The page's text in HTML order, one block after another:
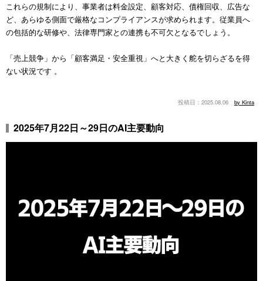
これらの規制により、事業者は料金設定、顧客対応、債権回収、広告な
ど、あらゆる側面で厳格なコンプライアンスが求められます。従業員へ
の包括的な研修や、法律専門家との連携も不可欠となるでしょう。
「売上競争」から「顧客満足・安全重視」へと大きく舵を切らざるを得
ない状況です 。
2025.08.06 by Kinta
2025年7月22日～29日のAI主要動向